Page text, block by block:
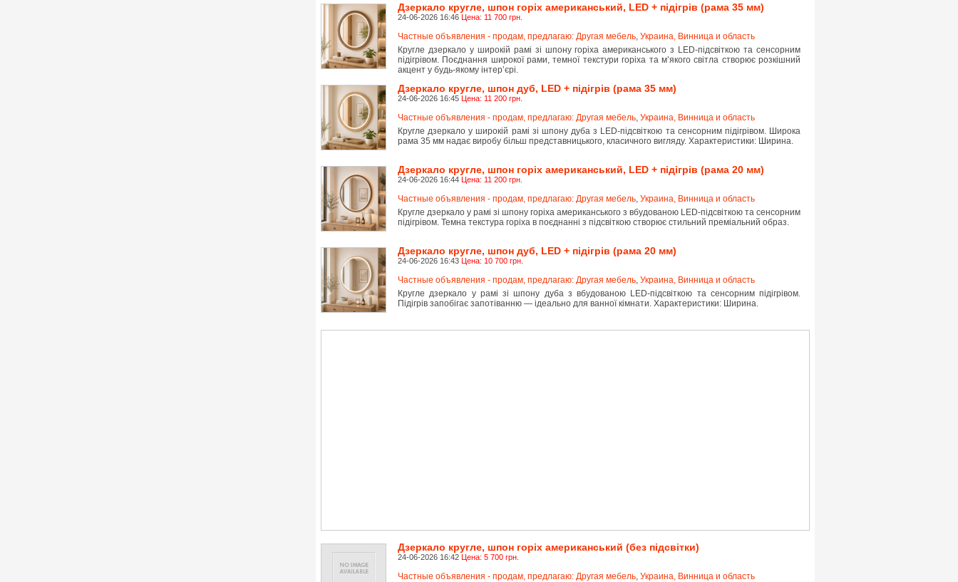
Дзеркало кругле, шпон горіх американський, LED + підігрів (рама 35 мм)
24-06-2026 16:46 Цена: 11 700 грн.
Частные объявления - продам, предлагаю: Другая мебель Украина, Винница и область
Кругле дзеркало у широкій рамі зі шпону горіха американського з LED-підсвіткою та сенсорним
підігрівом. Поєднання широкої рами, темної текстури горіха та мʼякого світла створює розкішний
акцент у будь-якому інтерʼєрі.
Дзеркало кругле, шпон дуб, LED + підігрів (рама 35 мм)
24-06-2026 16:45 Цена: 11 200 грн.
Частные объявления - продам, предлагаю: Другая мебель Украина, Винница и область
Кругле дзеркало у широкій рамі зі шпону дуба з LED-підсвіткою та сенсорним підігрівом. Широка
рама 35 мм надає виробу більш представницького, класичного вигляду. Характеристики: Ширина.
Дзеркало кругле, шпон горіх американський, LED + підігрів (рама 20 мм)
24-06-2026 16:44 Цена: 11 200 грн.
Частные объявления - продам, предлагаю: Другая мебель Украина, Винница и область
Кругле дзеркало у рамі зі шпону горіха американського з вбудованою LED-підсвіткою та сенсорним
підігрівом. Темна текстура горіха в поєднанні з підсвіткою створює стильний преміальний образ.
Дзеркало кругле, шпон дуб, LED + підігрів (рама 20 мм)
24-06-2026 16:43 Цена: 10 700 грн.
Частные объявления - продам, предлагаю: Другая мебель Украина, Винница и область
Кругле дзеркало у рамі зі шпону дуба з вбудованою LED-підсвіткою та сенсорним підігрівом.
Підігрів запобігає запотіванню — ідеально для ванної кімнати. Характеристики: Ширина.
Дзеркало кругле, шпон горіх американський (без підсвітки)
24-06-2026 16:42 Цена: 5 700 грн.
Частные объявления - продам, предлагаю: Другая мебель Украина, Винница и область